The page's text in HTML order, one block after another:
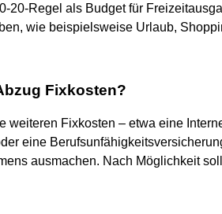
20-Regel als Budget für
wie beispielsweise Urlaub,
Fixkosten?
weiteren Fixkosten – etwa eine
eine
ausmachen. Nach Möglichkeit